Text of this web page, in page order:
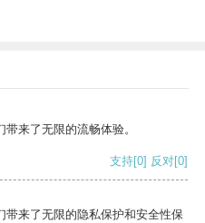
来了无限的流畅体验。
支持[0] 反对[0]
来了无限的隐私保护和安全性保